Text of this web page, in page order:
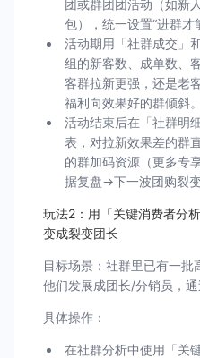
团或群团团活动（如新
包），统一设置“进群才
活动期用「社群成交」
组的新客数、成单数、
客群拉新更强，还是老
福利向效果好的群倾斜。
活动结束后在「社群明
表，对拉新效果差的群
的群加码资源（更多专
据复盘→下一波团购裂变
玩法2：用「关键消费者分
变成裂变团长
目标场景：社群里已有一
他们发展成团长/分销员，通
具体操作：
在社群分析中使用「关